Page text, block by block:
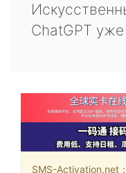
ChatGPT уже
SMS-Activation.net